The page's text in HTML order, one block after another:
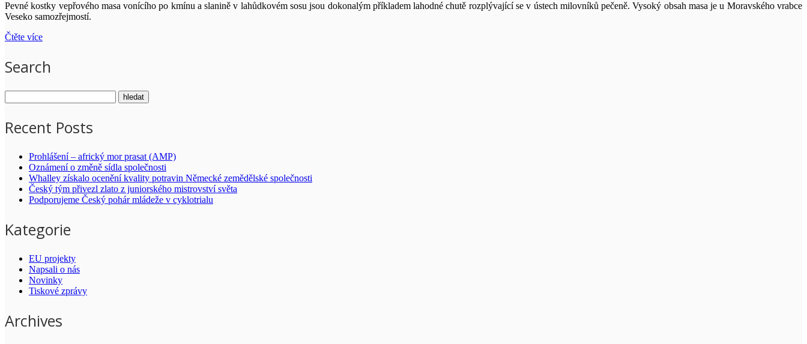
Pevné kostky vepřového masa vonícího po kmínu a slanině v lahůdkovém sosu jsou dokonalým příkladem lahodné chutě rozplývající se v ústech milovníků pečeně. Vysoký obsah masa je u Moravského vrabce
Veseko samozřejmostí.
Čtěte více
Search
Recent Posts
Prohlášení – africký mor prasat (AMP)
Oznámení o změně sídla společnosti
Whalley získalo ocenění kvality potravin Německé zemědělské společnosti
Český tým přivezl zlato z juniorského mistrovství světa
Podporujeme Český pohár mládeže v cyklotrialu
Kategorie
EU projekty
Napsali o nás
Novinky
Tiskové zprávy
Archives